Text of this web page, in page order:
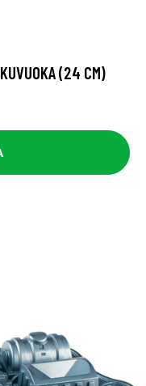
(24 CM)